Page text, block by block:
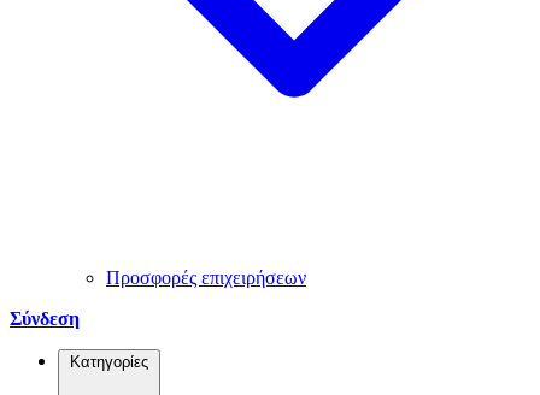
Προσφορές επιχειρήσεων
Σύνδεση
Κατηγορίες